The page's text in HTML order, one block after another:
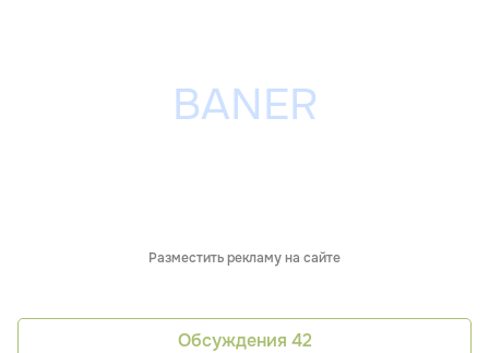
Разместить рекламу на сайте
Обсуждения 42